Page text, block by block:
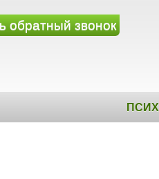
обратный звонок